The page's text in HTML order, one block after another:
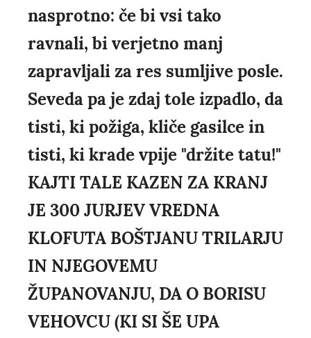
nasprotno: če bi vsi tako
ravnali, bi verjetno manj
zapravljali za res sumljive posle.
Seveda pa je zdaj tole izpadlo, da
tisti, ki požiga, kliče gasilce in
tisti, ki krade vpije "držite tatu!"
KAJTI TALE KAZEN ZA KRANJ
JE 300 JURJEV VREDNA
KLOFUTA BOŠTJANU TRILARJU
IN NJEGOVEMU
ŽUPANOVANJU, DA O BORISU
VEHOVCU (KI SI ŠE UPA